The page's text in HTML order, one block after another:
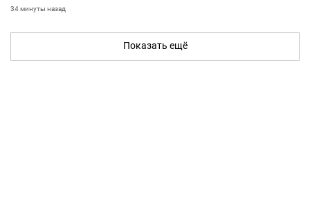
34 минуты назад
Показать ещё